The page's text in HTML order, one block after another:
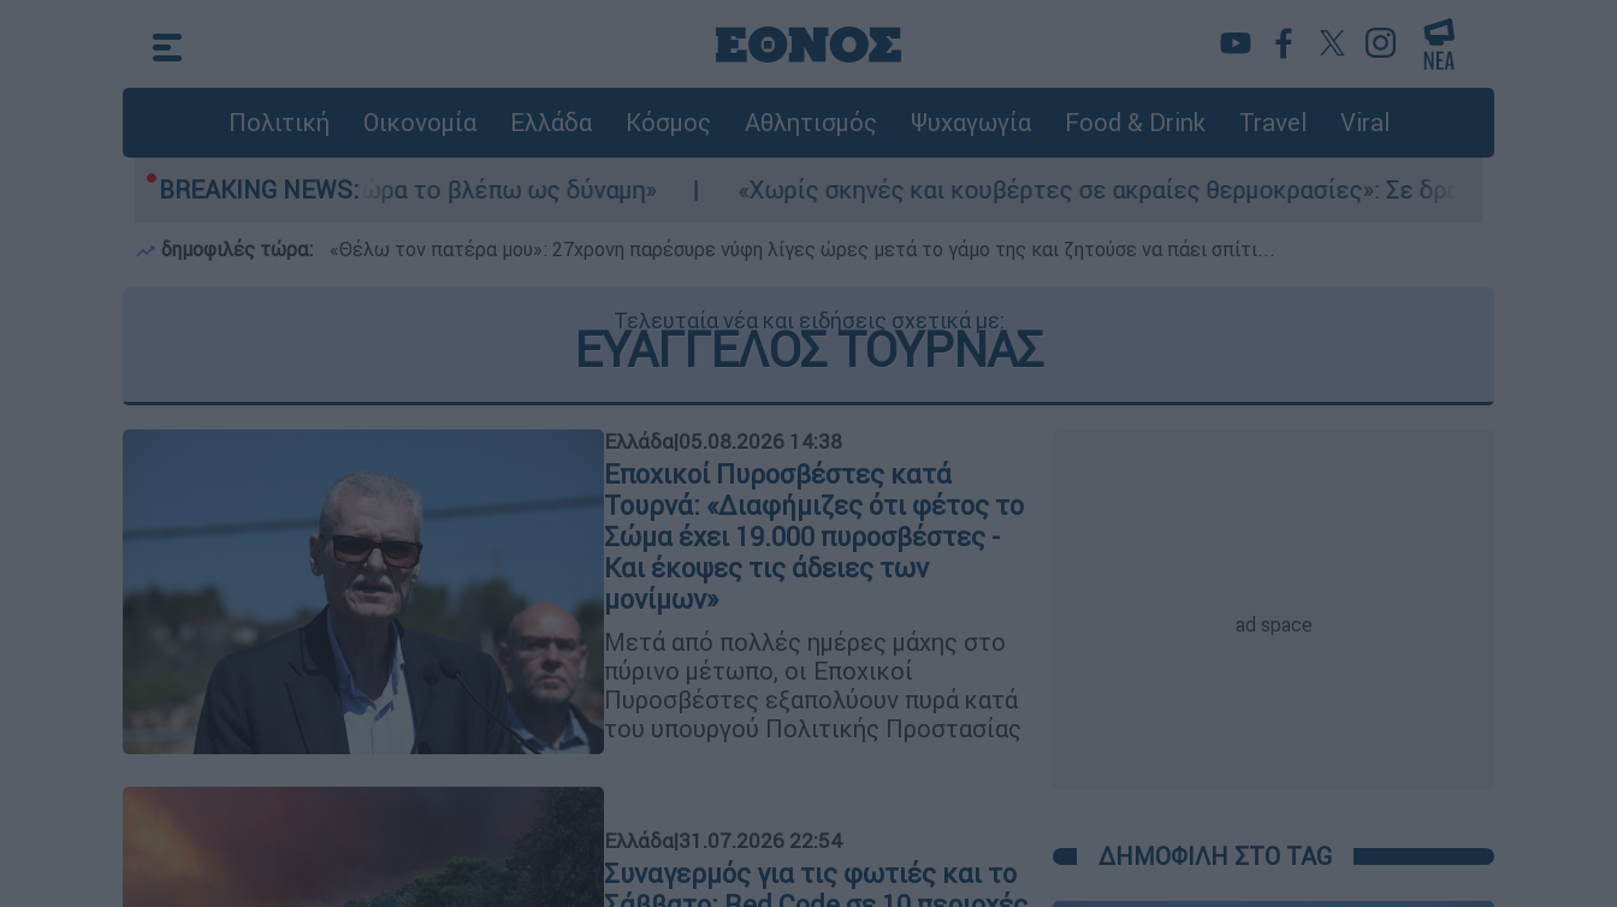
Πολιτική Οικονομία Ελλάδα Κόσμος Αθλητισμός Ψυχαγωγία Food & Drink Travel Viral
BREAKING NEWS:
αδυναμία, τώρα το βλέπω ως δύναμη» «Χωρίς σκηνές και κουβέρτες σε ακραίες θερμοκρασίες»: Σε δραματικές συνθήκες χιλιάδες
δημοφιλές τώρα: «Θέλω τον πατέρα μου»: 27χρονη παρέσυρε νύφη λίγες ώρες μετά το γάμο της και ζητούσε να πάει σπίτι...
Τελευταία νέα και ειδήσεις σχετικά με:
ΕΥΑΓΓΕΛΟΣ ΤΟΥΡΝΑΣ
Ελλάδα|05.08.2026 14:38
Εποχικοί Πυροσβέστες κατά
Τουρνά: «Διαφήμιζες ότι φέτος το
Σώμα έχει 19.000 πυροσβέστες -
Και έκοψες τις άδειες των
μονίμων»
Μετά από πολλές ημέρες μάχης στο
πύρινο μέτωπο, οι Εποχικοί
Πυροσβέστες εξαπολύουν πυρά κατά
του υπουργού Πολιτικής Προστασίας
Ελλάδα|31.07.2026 22:54
Συναγερμός για τις φωτιές και το
ΔΗΜΟΦΙΛΗ ΣΤΟ TAG